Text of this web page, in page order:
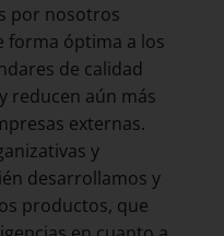
por nosotros
forma óptima a los
de calidad
reducen aún más
externas.
y
desarrollamos y
productos, que